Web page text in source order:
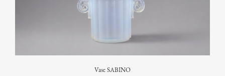
Vase SABINO